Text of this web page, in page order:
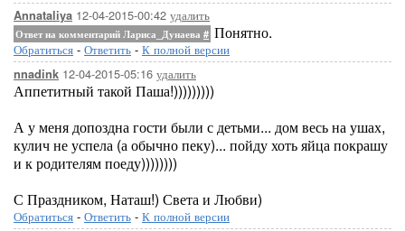
Annataliya 12-04-2015-00:42 удалить
Ответ на комментарий Лариса_Дунаева # Понятно.
Обратиться - Ответить - К полной версии
nnadink 12-04-2015-05:16 удалить
Аппетитный такой Паша!)))))))))
А у меня допоздна гости были с детьми... дом весь на ушах,
кулич не успела (а обычно пеку)... пойду хоть яйца покрашу
и к родителям поеду))))))))
С Праздником, Наташ!) Света и Любви)
Обратиться - Ответить - К полной версии